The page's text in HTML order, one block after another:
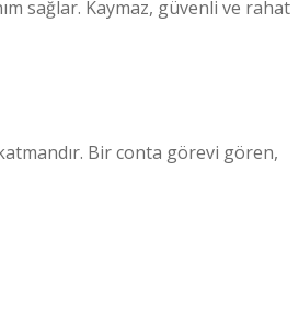
sağlar. Kaymaz, güvenli ve rahat
Bir conta görevi gören,